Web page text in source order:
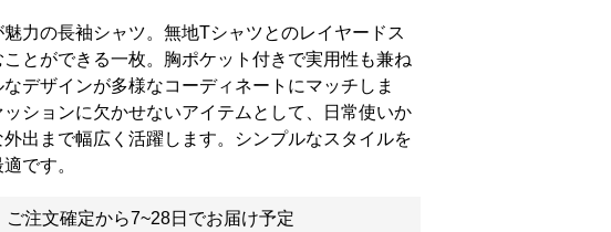
魅力の長袖シャツ。無地Tシャツとのレイヤードス
ことができる一枚。胸ポケット付きで実用性も兼ね
デザインが多様なコーディネートにマッチしま
ションに欠かせないアイテムとして、日常使いか
外出まで幅広く活躍します。シンプルなスタイルを
です。
ご注文確定から7~28日でお届け予定